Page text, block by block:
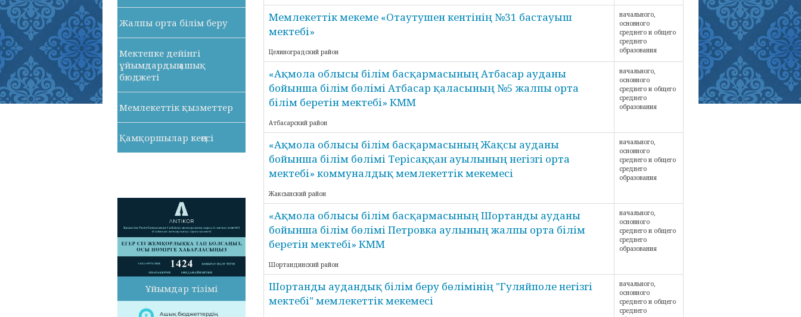
Жалпы орта білім беру
Мектепке дейінгі
ұйымдардың ашық
бюджеті
Мемлекеттік қызметтер
Қамқоршылар кеңесі
Ұйымдар тізімі
Мемлекеттік мекеме «Отаутушен кентінің №31 бастауыш
мектебі»
Целиноградский район
начального,
основного
среднего и общего
среднего
образования
«Ақмола облысы білім басқармасының Атбасар ауданы
бойынша білім бөлімі Атбасар қаласының №5 жалпы орта
білім беретін мектебі» КММ
Атбасарский район
начального,
основного
среднего и общего
среднего
образования
«Ақмола облысы білім басқармасының Жақсы ауданы
бойынша білім бөлімі Терісаққан ауылының негізгі орта
мектебі» коммуналдық мемлекеттік мекемесі
Жаксынский район
начального,
основного
среднего и общего
среднего
образования
«Ақмола облысы білім басқармасының Шортанды ауданы
бойынша білім бөлімі Петровка аулының жалпы орта білім
беретін мектебі» КММ
Шортандинский район
начального,
основного
среднего и общего
среднего
образования
Шортанды аудандық білім беру бөлімінің "Гуляйполе негізгі
мектебі" мемлекеттік мекемесі
начального,
основного
среднего и общего
среднего